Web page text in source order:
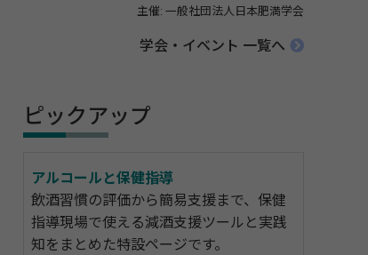
主催: 一般社団法人日本肥満学会
学会・イベント 一覧へ
ピックアップ
アルコールと保健指導
飲酒習慣の評価から簡易支援まで、保健
指導現場で使える減酒支援ツールと実践
知をまとめた特設ページです。